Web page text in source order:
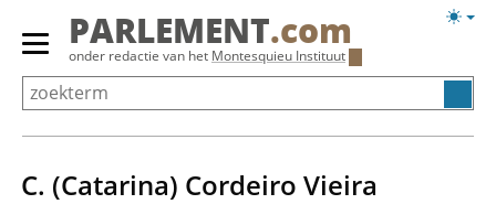
Overslaan
Primair
menu
tonen/verbergen
PARLEMENT.com
onder redactie van het Montesquieu Instituut
C. (Catarina) Cordeiro Vieira